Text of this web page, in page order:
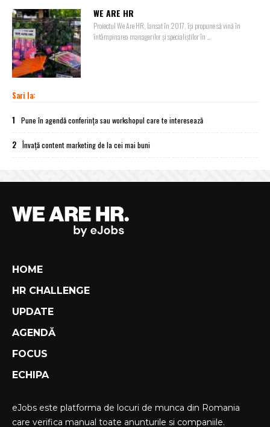
WE ARE HR
Proiectul We Are HR, lansat în 2017, își propune să vină în
întâmpinarea managerilor și specialiștilor în ...
Sari la:
1 Pune în agendă conferința sau workshopul care te interesează
2 Învață content marketing de la cei mai buni
HOME
HR CHALLENGE
UPDATE
AGENDĂ
FOCUS
ECHIPA
eJobs este platforma de locuri de munca din Romania
care verifica manual toate anunturile si companiile.